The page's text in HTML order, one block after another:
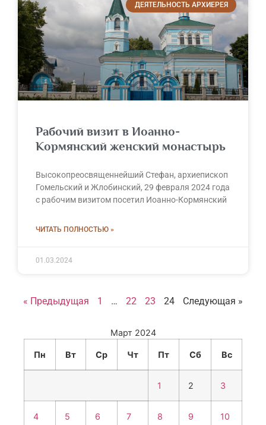
ДЕЯТЕЛЬНОСТЬ АРХИЕРЕЯ
Рабочий визит в Иоанно-
Кормянский женский монастырь
Высокопреосвященнейший Стефан, архиепископ
Гомельский и Жлобинский, 29 февраля 2024 года
с рабочим визитом посетил Иоанно-Кормянский
ЧИТАТЬ ПОЛНОСТЬЮ »
01.03.2024
« Предыдущая 1 … 22 23 24 Следующая »
Март 2024
Пн Вт Ср Чт Пт Сб Вс
1 2 3
4 5 6 7 8 9 10